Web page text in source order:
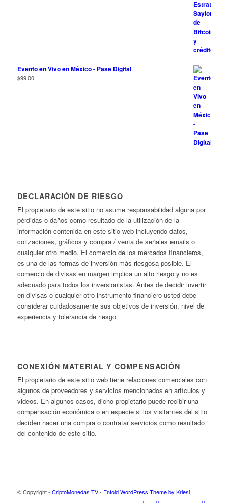
Evento en Vivo en México - Pase Digital
$99.00
DECLARACIÓN DE RIESGO
El propietario de este sitio no asume responsabilidad alguna por
pérdidas o daños como resultado de la utilización de la
información contenida en este sitio web incluyendo datos,
cotizaciones, gráficos y compra / venta de señales emails o
cualquier otro medio. El comercio de los mercados financieros,
es una de las formas de inversión más riesgosa posible. El
comercio de divisas en margen implica un alto riesgo y no es
adecuado para todos los inversionistas. Antes de decidir invertir
en divisas o cualquier otro instrumento financiero usted debe
considerar cuidadosamente sus objetivos de inversión, nivel de
experiencia y tolerancia de riesgo.
CONEXIÓN MATERIAL Y COMPENSACIÓN
El propietario de este sitio web tiene relaciones comerciales con
algunos de proveedores y servicios mencionados en artículos y
videos. En algunos casos, dicho propietario puede recibir una
compensación económica o en especie si los visitantes del sitio
deciden hacer una compra o contratar servicios como resultado
del contenido de este sitio.
© Copyright - CriptoMonedas TV- Enfold WordPress Theme by Kriesi